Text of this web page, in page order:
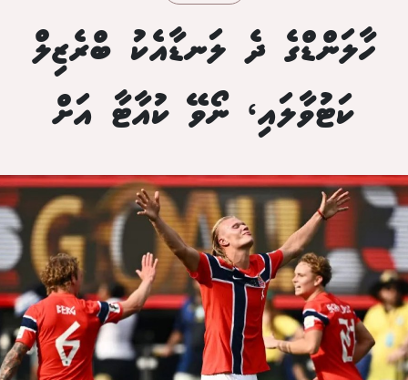
ހާލަންޑްގެ ދެ ލަނޑާއެކު ބްރެޒިލް
ކަޓުވާލައި، ނޯވޭ ކުއާޓާ އަށް